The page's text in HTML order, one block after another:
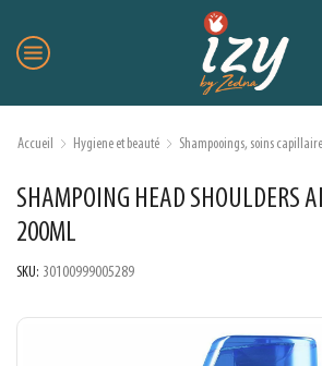
Accueil Hygiene et beauté Shampooings, soins
SHAMPOING HEAD SHOULDERS
200ML
SKU: 30100999005289